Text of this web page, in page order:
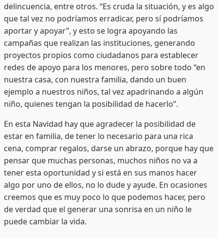
delincuencia, entre otros. “Es cruda la situación, y es algo
que tal vez no podríamos erradicar, pero sí podríamos
aportar y apoyar”, y esto se logra apoyando las
campañas que realizan las instituciones, generando
proyectos propios como ciudadanos para establecer
redes de apoyo para los menores, pero sobre todo “en
nuestra casa, con nuestra familia, dando un buen
ejemplo a nuestros niños, tal vez apadrinando a algún
niño, quienes tengan la posibilidad de hacerlo”.
En esta Navidad hay que agradecer la posibilidad de
estar en familia, de tener lo necesario para una rica
cena, comprar regalos, darse un abrazo, porque hay que
pensar que muchas personas, muchos niños no va a
tener esta oportunidad y si está en sus manos hacer
algo por uno de ellos, no lo dude y ayude. En ocasiones
creemos que es muy poco lo que podemos hacer, pero
de verdad que el generar una sonrisa en un niño le
puede cambiar la vida.